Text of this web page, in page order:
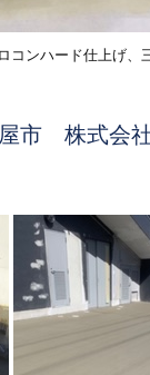
コンハード仕上げ、
市 株式会
募集中